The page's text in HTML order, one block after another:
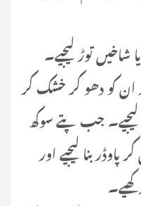
توڑ لیجیے۔
ان کو دھو کر خشک کر
لیجیے۔ جب پتے سوکھ
بنا لیجیے اور